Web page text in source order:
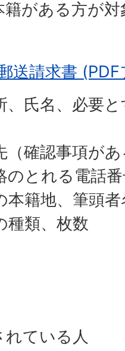
がある方が
送請求書
、氏名、必要
（確認事項が
のとれる電話
本籍地、筆頭者
種類、枚数
ている人